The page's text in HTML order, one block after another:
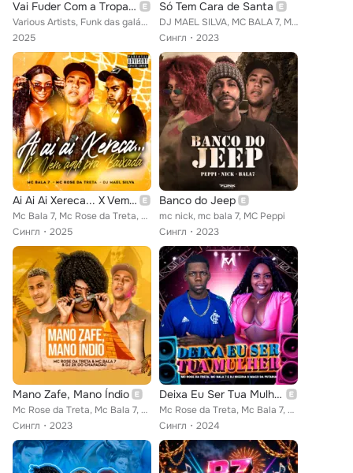
Vai Fuder Com a Tropa Toda
Various Artists, Funk das galáxias, mc nick, Mc 2M Rapper, Mc Bala 7, Dj WO o Doutor
2025
Só Tem Cara de Santa
DJ MAEL SILVA, MC BALA 7, MC PL ALVES
Сингл
2023
Ai Ai Ai Xereca... X Vem Aqui pra Baixada
Mc Bala 7, Mc Rose da Treta, Dj Mael Silva
Сингл
2025
Banco do Jeep
mc nick, mc bala 7, MC Peppi
Сингл
2023
Mano Zafe, Mano Índio
Mc Rose da Treta, Mc Bala 7, Dj 2K do Chapadão
Сингл
2023
Deixa Eu Ser Tua Mulher
Mc Rose da Treta, Mc Bala 7, DJ Nigéria o Mago da Putaria
Сингл
2024